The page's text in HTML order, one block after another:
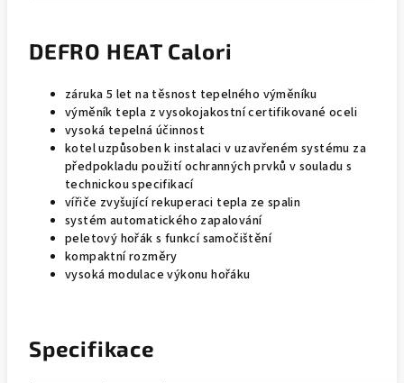
DEFRO HEAT Calori
záruka 5 let na těsnost tepelného výměníku
výměník tepla z vysokojakostní certifikované oceli
vysoká tepelná účinnost
kotel uzpůsoben k instalaci v uzavřeném systému za
předpokladu použití ochranných prvků v souladu s
technickou specifikací
vířiče zvyšující rekuperaci tepla ze spalin
systém automatického zapalování
peletový hořák s funkcí samočištění
kompaktní rozměry
vysoká modulace výkonu hořáku
Specifikace